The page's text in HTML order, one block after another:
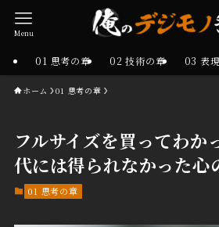
Menu
01 思考の章 02 技術の章 03 表
ホーム 01 思考の章
フルサイズを買ってわか
代には得られなかった心
01 思考の章